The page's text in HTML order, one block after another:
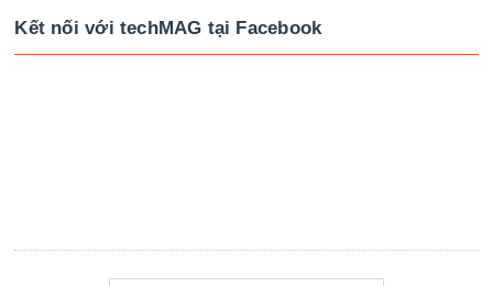
Kết nối với techMAG tại Facebook